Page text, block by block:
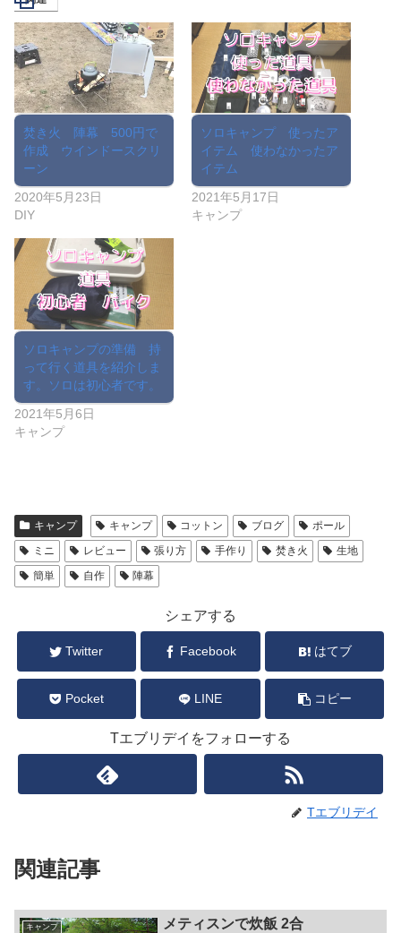
焚き火 陣幕 500円で
作成 ウインドースクリ
ーン
2020年5月23日
DIY
ソロキャンプ 使ったア
イテム 使わなかったア
イテム
2021年5月17日
キャンプ
ソロキャンプの準備 持
って行く道具を紹介しま
す。ソロは初心者です。
2021年5月6日
キャンプ
キャンプ キャンプ コットン ブログ
ポール
ミニ
レビュー 張り方 手作り 焚き火
生地
簡単
自作 陣幕
シェアする
Twitter Facebook はてブ
Pocket LINE コピー
Tエブリデイをフォローする
Tエブリデイ
関連記事
キャンプ メティスンで炊飯 2合